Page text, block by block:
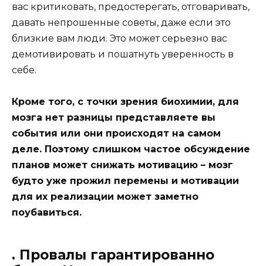
вас критиковать, предостерегать, отговаривать,
давать непрошенные советы, даже если это
близкие вам люди. Это может серьезно вас
демотивировать и пошатнуть уверенность в
себе.
Кроме того, с точки зрения биохимии, для
мозга нет разницы представляете вы
события или они происходят на самом
деле. Поэтому слишком частое обсуждение
планов может снижать мотивацию – мозг
будто уже прожил перемены и мотивации
для их реализации может заметно
поубавиться.
. Провалы гарантированно